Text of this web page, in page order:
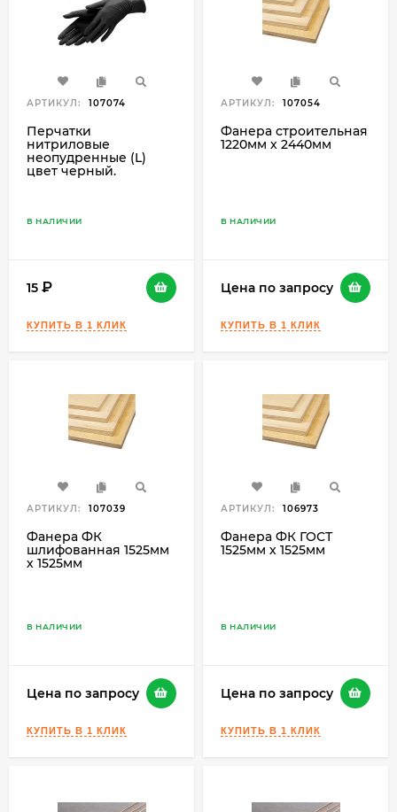
АРТИКУЛ: 107074
Перчатки
нитриловые
неопудренные (L)
цвет черный.
В НАЛИЧИИ
15
АРТИКУЛ: 107054
Фанера строительная
1220мм х 2440мм
В НАЛИЧИИ
Цена по запросу
АРТИКУЛ: 107039
Фанера ФК
шлифованная 1525мм
х 1525мм
В НАЛИЧИИ
Цена по запросу
АРТИКУЛ: 106973
Фанера ФК ГОСТ
1525мм х 1525мм
В НАЛИЧИИ
Цена по запросу